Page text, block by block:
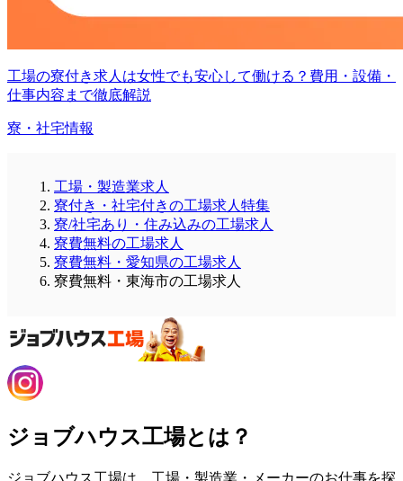
工場の寮付き求人は女性でも安心して働ける？費用・設備・
仕事内容まで徹底解説
寮・社宅情報
工場・製造業求人
寮付き・社宅付きの工場求人特集
寮/社宅あり・住み込みの工場求人
寮費無料の工場求人
寮費無料・愛知県の工場求人
寮費無料・東海市の工場求人
ジョブハウス工場とは？
ジョブハウス工場は、工場・製造業・メーカーのお仕事を探